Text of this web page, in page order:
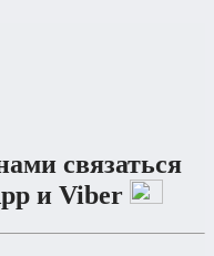
связаться
и Viber